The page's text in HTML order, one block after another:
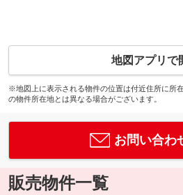
地図アプリで
※地図上に表示される物件の位置は付近住所に所
の物件所在地とは異なる場合がございます。
お問い合わ
販売物件一覧